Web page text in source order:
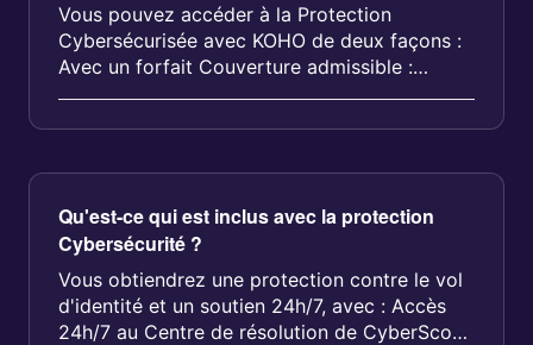
Vous pouvez accéder à la Protection
Cybersécurisée avec KOHO de deux façons :
Avec un forfait Couverture admissible :
Couvert...
Qu'est-ce qui est inclus avec la protection
Cybersécurité ?
Vous obtiendrez une protection contre le vol
d'identité et un soutien 24h/7, avec : Accès
24h/7 au Centre de résolution de CyberScout